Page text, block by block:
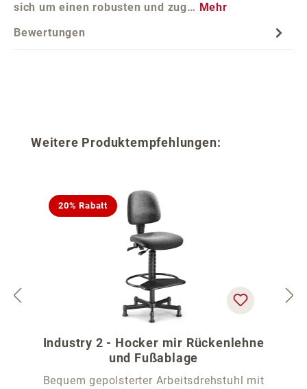
sich um einen robusten und zug… Mehr
Bewertungen
Produktgalerie überspringen
Weitere Produktempfehlungen:
20% Rabatt
Industry 2 - Hocker mir Rückenlehne
und Fußablage
Bequem gepolsterter Arbeitsdrehstuhl mit